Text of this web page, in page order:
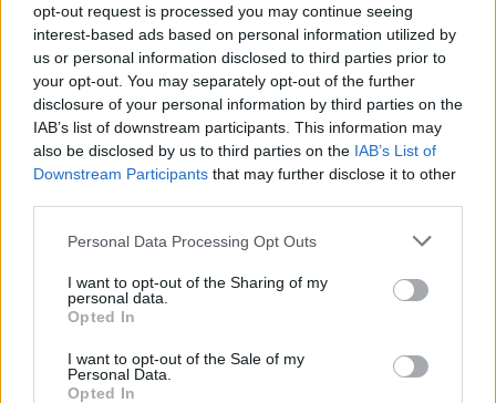
opt-out request is processed you may continue seeing
interest-based ads based on personal information utilized by
us or personal information disclosed to third parties prior to
your opt-out. You may separately opt-out of the further
disclosure of your personal information by third parties on the
IAB’s list of downstream participants. This information may
also be disclosed by us to third parties on the IAB’s List of
Downstream Participants that may further disclose it to other
Please note that this website/app uses one or more Google
not limited to your visit or usage behaviour. You may click to
grant or deny consent to Google and its third-party tags to
use your data for below specified purposes in below Google
consent section.
Personal Data Processing Opt Outs
I want to opt-out of the Sharing of my
personal data.
Opted In
I want to opt-out of the Sale of my
Personal Data.
Opted In